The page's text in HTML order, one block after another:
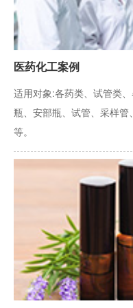
医药化工案例
适用对象:各药类、试管类
瓶、安部瓶、试管、采样
等。